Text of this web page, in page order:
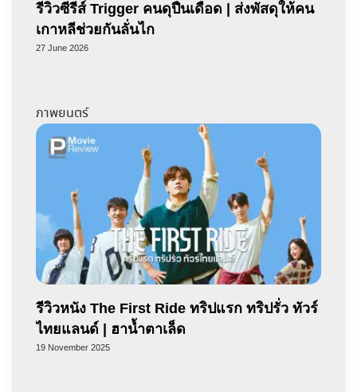
รีวิวซีรีส์ Trigger คนดุปืนเดือด | ส่งพัสดุให้คน
เกาหลีช่วยกันลั่นไก
27 June 2026
ภาพยนตร์
รีวิวหนัง The First Ride ทริปแรก ทริปรั่ว ทัวร์
ไทยแลนด์ | ฮาน้ำตาเล็ด
19 November 2025